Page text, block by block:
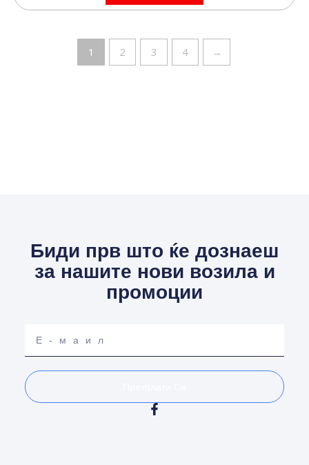
1 2 3 4 →
Биди прв што ќе дознаеш
за нашите нови возила и
промоции
F
a